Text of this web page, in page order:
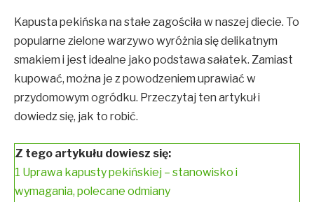
Kapusta pekińska na stałe zagościła w naszej diecie. To
popularne zielone warzywo wyróżnia się delikatnym
smakiem i jest idealne jako podstawa sałatek. Zamiast
kupować, można je z powodzeniem uprawiać w
przydomowym ogródku. Przeczytaj ten artykuł i
dowiedz się, jak to robić.
Z tego artykułu dowiesz się:
1 Uprawa kapusty pekińskiej – stanowisko i
wymagania, polecane odmiany